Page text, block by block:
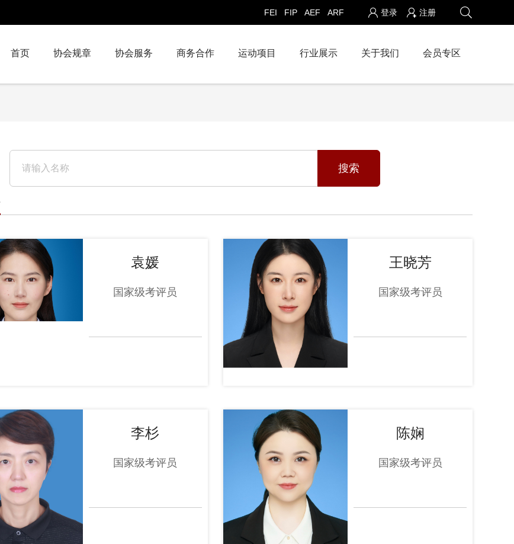
登录 注册
FEI FIP AEF ARF
首页 协会规章 协会服务 商务合作 运动项目 行业展示 关于我们 会员专区
搜索
袁媛
国家级考评员
王晓芳
国家级考评员
李杉
国家级考评员
陈娴
国家级考评员